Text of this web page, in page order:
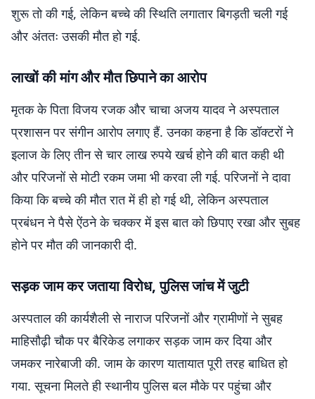
शुरू तो की गई, लेकिन बच्चे की स्थिति लगातार बिगड़ती चली गई
और अंततः उसकी मौत हो गई.
लाखों की मांग और मौत छिपाने का आरोप
मृतक के पिता विजय रजक और चाचा अजय यादव ने अस्पताल
प्रशासन पर संगीन आरोप लगाए हैं. उनका कहना है कि डॉक्टरों ने
इलाज के लिए तीन से चार लाख रुपये खर्च होने की बात कही थी
और परिजनों से मोटी रकम जमा भी करवा ली गई. परिजनों ने दावा
किया कि बच्चे की मौत रात में ही हो गई थी, लेकिन अस्पताल
प्रबंधन ने पैसे ऐंठने के चक्कर में इस बात को छिपाए रखा और सुबह
होने पर मौत की जानकारी दी.
सड़क जाम कर जताया विरोध, पुलिस जांच में जुटी
अस्पताल की कार्यशैली से नाराज परिजनों और ग्रामीणों ने सुबह
माहिसौढ़ी चौक पर बैरिकेड लगाकर सड़क जाम कर दिया और
जमकर नारेबाजी की. जाम के कारण यातायात पूरी तरह बाधित हो
गया. सूचना मिलते ही स्थानीय पुलिस बल मौके पर पहुंचा और